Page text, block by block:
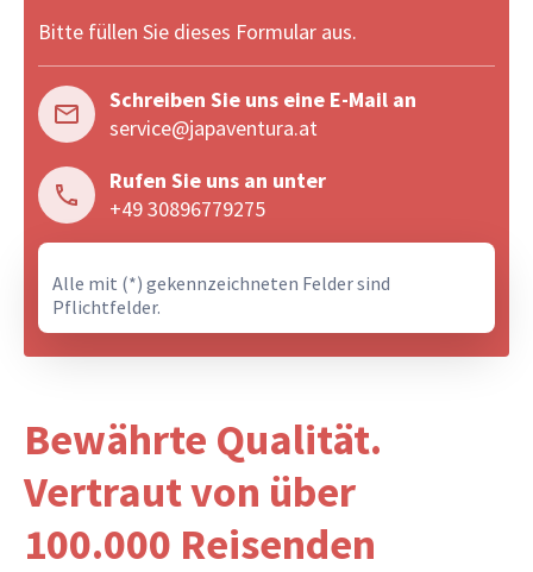
Bitte füllen Sie dieses Formular aus.
Schreiben Sie uns eine E-Mail an
service@japaventura.at
Rufen Sie uns an unter
+49 30896779275
Alle mit (*) gekennzeichneten Felder sind
Pflichtfelder.
Bewährte Qualität.
Vertraut von über
100.000 Reisenden